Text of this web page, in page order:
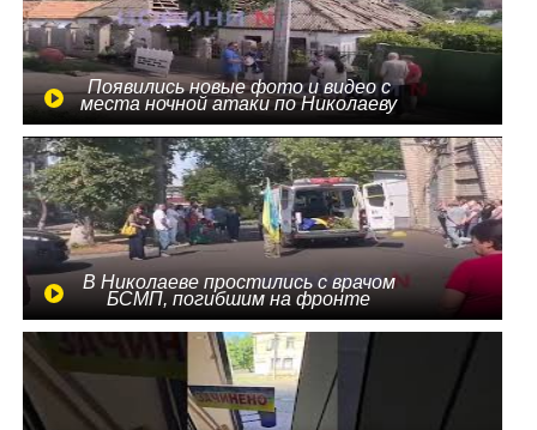
Появились новые фото и видео с
места ночной атаки по Николаеву
В Николаеве простились с врачом
БСМП, погибшим на фронте